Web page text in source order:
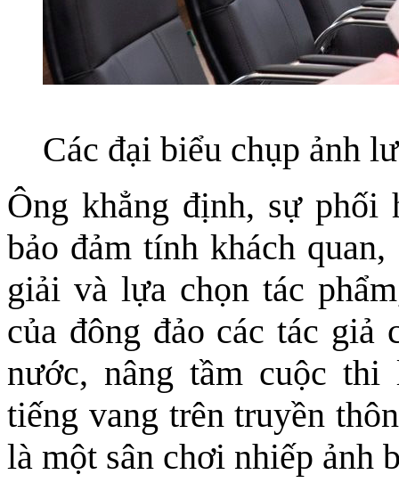
Các đại biểu chụp ảnh
Ông khẳng định, sự
bảo đảm tính khách
giải và lựa chọn tác
của đông đảo các tác giả
nước, nâng tầm cuộc
tiếng vang trên truyền
là một sân chơi nhiếp ảnh